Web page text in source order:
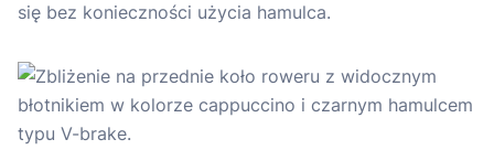
się bez konieczności użycia hamulca.